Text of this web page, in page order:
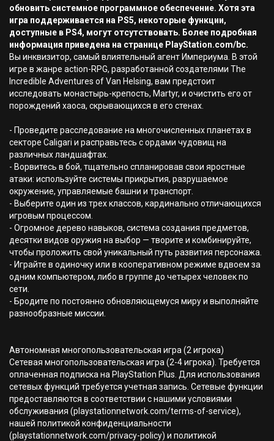
обновить системное программное обеспечение. Хотя эта
игра поддерживается на PS5, некоторые функции,
доступные в PS4, могут отсутствовать. Более подробная
информация приведена на странице PlayStation.com/bc.
Вы инквизитор, самый влиятельный агент Империума. В этой
игре в жанре action-RPG, разработанной создателями The
Incredible Adventures of Van Helsing, вам предстоит
исследовать монастырь-крепость, Martyr, и очистить его от
порождений хаоса, скрывающихся в его стенах.
- Проведите расследование на многочисленных планетах в
секторе Caligari и расправьтесь с ордами чудовищ на
различных ландшафтах.
- Ворвитесь в бой, тщательно спланировав свои яростные
атаки: используйте системы прикрытия, разрушаемое
окружение, управляемые башни и транспорт.
- Выберите один из трех классов, кардинально отличающихся
игровым процессом.
- Огромное дерево навыков, система создания предметов,
десятки видов оружия на выбор — творите и комбинируйте,
чтобы проложить свой уникальный путь развития персонажа.
- Играйте в одиночку или в кооперативном режиме вдвоем за
одним компьютером, либо в группе до четырех человек по
сети.
- Бродите по постоянно обновляющемуся миру и выполняйте
разнообразные миссии.
Автономная многопользовательская игра (2 игрока)
Сетевая многопользовательская игра (2-4 игрока). Требуется
оплаченная подписка на PlayStation Plus. Для использования
сетевых функций требуется учетная запись. Сетевые функции
предоставляются в соответствии с нашими условиями
обслуживания (playstationnetwork.com/terms-of-service),
нашей политикой конфиденциальности
(playstationnetwork.com/privacy-policy) и политикой